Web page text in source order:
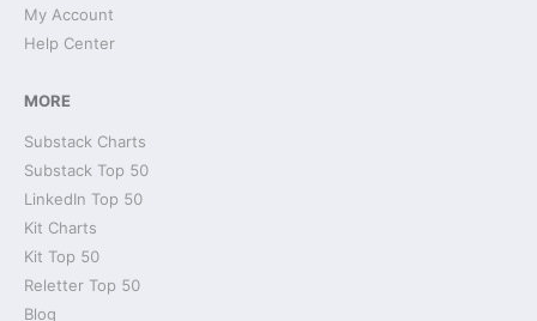
My Account
Help Center
MORE
Substack Charts
Substack Top 50
LinkedIn Top 50
Kit Charts
Kit Top 50
Reletter Top 50
Blog